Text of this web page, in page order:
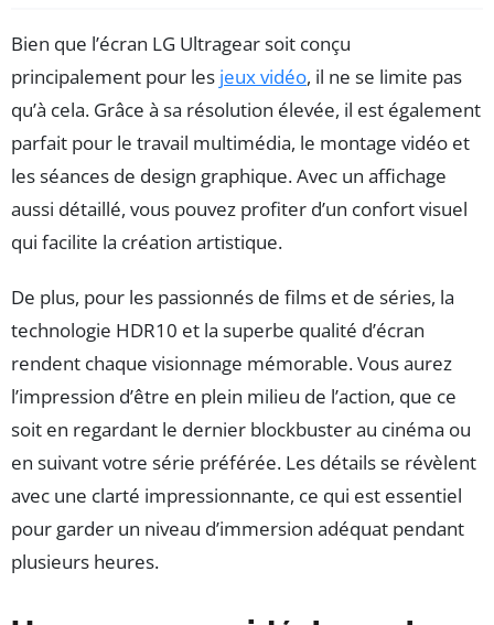
Bien que l’écran LG Ultragear soit conçu
principalement pour les jeux vidéo, il ne se limite pas
qu’à cela. Grâce à sa résolution élevée, il est également
parfait pour le travail multimédia, le montage vidéo et
les séances de design graphique. Avec un affichage
aussi détaillé, vous pouvez profiter d’un confort visuel
qui facilite la création artistique.
De plus, pour les passionnés de films et de séries, la
technologie HDR10 et la superbe qualité d’écran
rendent chaque visionnage mémorable. Vous aurez
l’impression d’être en plein milieu de l’action, que ce
soit en regardant le dernier blockbuster au cinéma ou
en suivant votre série préférée. Les détails se révèlent
avec une clarté impressionnante, ce qui est essentiel
pour garder un niveau d’immersion adéquat pendant
plusieurs heures.